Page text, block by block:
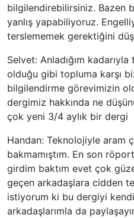
bilgilendirebilirsiniz. Bazen
yanlış yapabiliyoruz.
terslememek gerektiğini
Selvet: Anladığım
olduğu gibi topluma karşı
bilgilendirme görevimizin
dergimiz hakkında ne
çok yeni 3/4 aylık bir dergi
Handan: Teknolojiyle aram
bakmamıştım. En son
girdim baktım evet çok
geçen arkadaşlara cidden
istiyorum ki bu dergiyi
arkadaşlarımla da